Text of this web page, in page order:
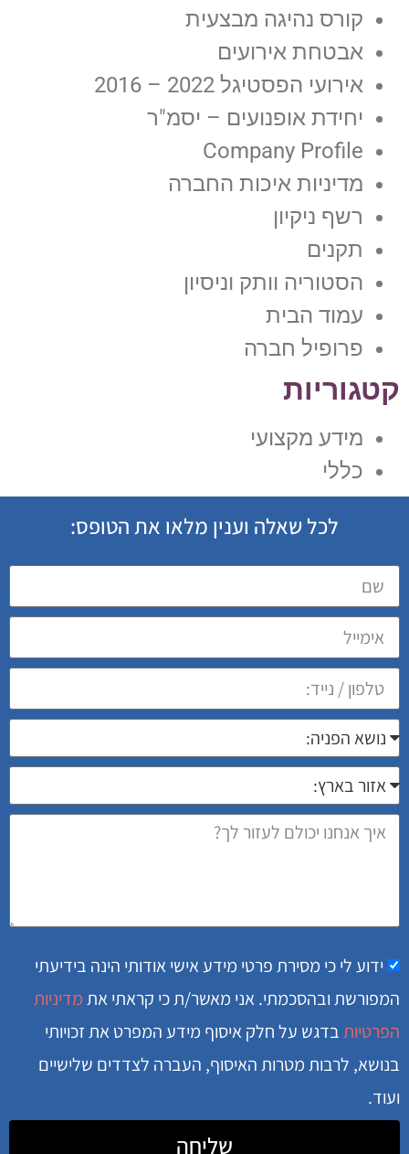
קורס נהיגה מבצעית
אבטחת אירועים
אירועי הפסטיגל 2022 – 2016
יחידת אופנועים – יסמ"ר
Company Profile
מדיניות איכות החברה
רשף ניקיון
תקנים
הסטוריה וותק וניסיון
עמוד הבית
פרופיל חברה
קטגוריות
מידע מקצועי
כללי
לכל שאלה וענין מלאו את הטופס:
ידוע לי כי מסירת פרטי מידע אישי אודותי הינה בידיעתי
המפורשת ובהסכמתי. אני מאשר/ת כי קראתי אתמדיניות
הפרטיותבדגש על חלק איסוף מידע המפרט את זכויותי
בנושא, לרבות מטרות האיסוף, העברה לצדדים שלישיים
ועוד.
שליחה